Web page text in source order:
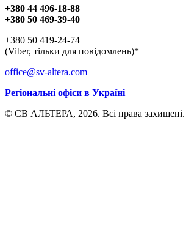
+380 44 496-18-88
+380 50 469-39-40
+380 50 419-24-74
(Viber, тільки для повідомлень)*
office@sv-altera.com
Регіональні офіси в Україні
© СВ АЛЬТЕРА, 2026. Всі права захищені.